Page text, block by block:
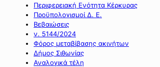
Περιφερειακή Ενότητα Κέρκυρας
Προϋπολογισμοί Δ. Ε.
Βεβαιώσεις
ν. 5144/2024
Φόρος μεταβίβασης ακινήτων
Δήμος Σιθωνίας
Αναλογικά τέλη